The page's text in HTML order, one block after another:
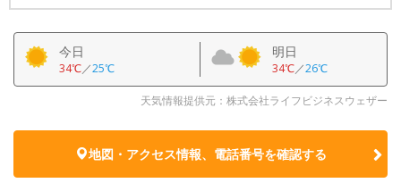
今日
34℃／25℃
明日
34℃／26℃
天気情報提供元：株式会社ライフビジネスウェザー
地図・アクセス情報、電話番号を確認する